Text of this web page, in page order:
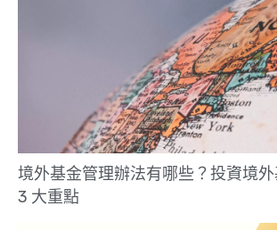
境外基金管理辦法有哪些？投資境
3 大重點